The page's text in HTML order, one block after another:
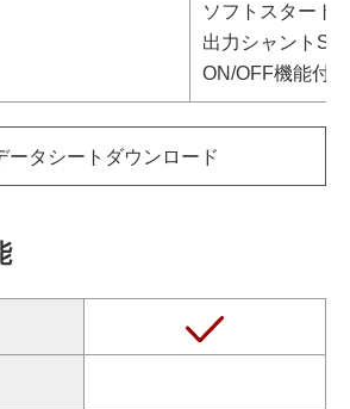
ソフトスタート
出力シャント
ON/OFF機能付
ータシートダウンロード